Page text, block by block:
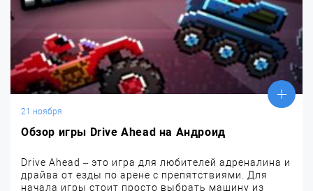
21 ноября
Обзор игры Drive Ahead на Андроид
Drive Ahead – это игра для любителей адреналина и
драйва от езды по арене с препятствиями. Для
начала игры стоит просто выбрать машину из